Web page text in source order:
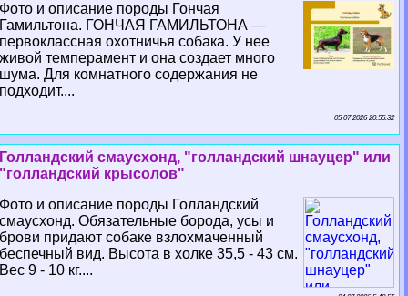
Фото и описание породы Гончая
Гамильтона. ГОНЧАЯ ГАМИЛЬТОНА —
первоклассная охотничья собака. У нее
живой темперамент и она создает много
шума. Для комнатного содержания не
подходит....
05 07 2026 20:55:32
Голландский смаусхонд, "голландский шнауцер" или
"голландский крысолов"
Фото и описание породы Голландский
смаусхонд. Обязательные борода, усы и
брови придают собаке взлохмаченный
беспечный вид. Высота в холке 35,5 - 43 см.
Вес 9 - 10 кг....